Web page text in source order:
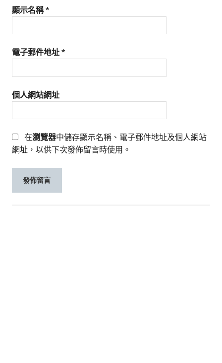
顯示名稱*
電子郵件地址 *
個人網站網址
在瀏覽器中儲存顯示名稱、電子郵件地址及個人網站
網址，以供下次發佈留言時使用。